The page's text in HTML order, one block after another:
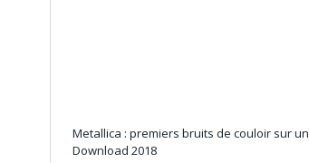
Metallica : premiers bruits de couloir sur un
Download 2018